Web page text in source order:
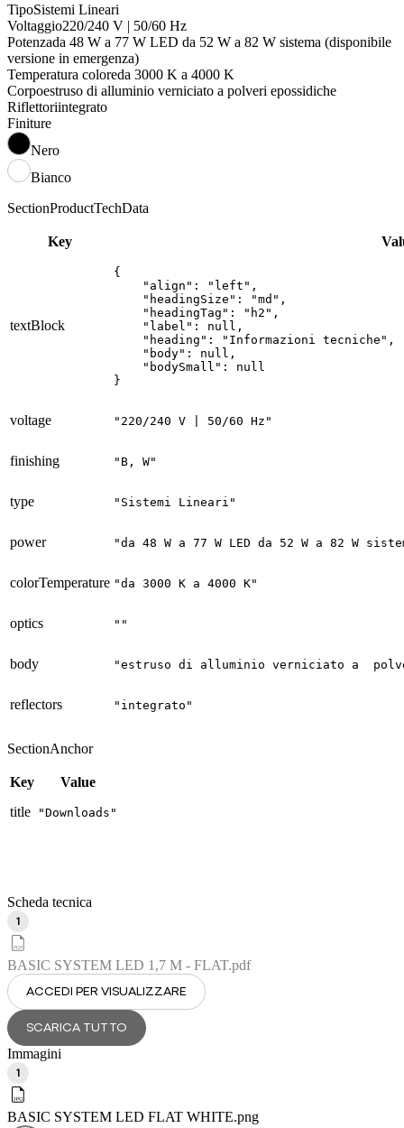
TipoSistemi Lineari
Voltaggio220/240 V | 50/60 Hz
Potenzada 48 W a 77 W LED da 52 W a 82 W sistema (disponibile
versione in emergenza)
Temperatura coloreda 3000 K a 4000 K
Corpoestruso di alluminio verniciato a polveri epossidiche
Riflettoriintegrato
Finiture
Nero
Bianco
SectionProductTechData
Key
textBlock
{
    "align": "left",
    "headingSize": "md",
    "headingTag": "h2",
    "label": null,
    "heading": "Informazioni tecniche",
    "body": null,
    "bodySmall": null
}
voltage "220/240 V | 50/60 Hz"
finishing "B, W"
type "Sistemi Lineari"
power "da 48 W a 77 W LED da 52 W a 82 W
colorTemperature "da 3000 K a 4000 K"
optics ""
body "estruso di alluminio verniciato a
reflectors "integrato"
SectionAnchor
Key
Value
title
"Downloads"
Scheda tecnica
1
BASIC SYSTEM LED 1,7 M - FLAT.pdf
ACCEDI PER VISUALIZZARE
SCARICA TUTTO
Immagini
1
BASIC SYSTEM LED FLAT WHITE.png